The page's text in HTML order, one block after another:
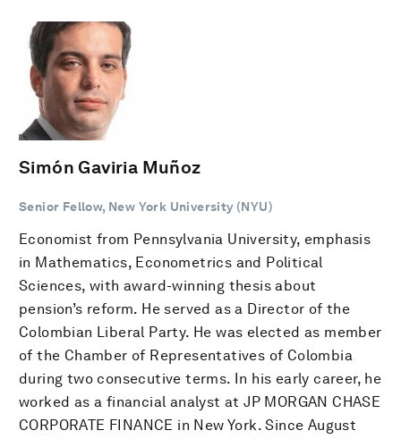
Simón Gaviria Muñoz
Senior Fellow, New York University (NYU)
Economist from Pennsylvania University, emphasis
in Mathematics, Econometrics and Political
Sciences, with award-winning thesis about
pension’s reform. He served as a Director of the
Colombian Liberal Party. He was elected as member
of the Chamber of Representatives of Colombia
during two consecutive terms. In his early career, he
worked as a financial analyst at JP MORGAN CHASE
CORPORATE FINANCE in New York. Since August